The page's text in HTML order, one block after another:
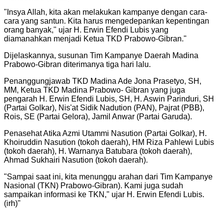
" Insya Allah, kita akan melakukan kampanye dengan cara-
cara yang santun. Kita harus mengedepankan kepentingan
orang banyak," ujar H. Erwin Efendi Lubis yang
diamanahkan menjadi Ketua TKD Prabowo-Gibran."
Dijelaskannya, susunan Tim Kampanye Daerah Madina
Prabowo-Gibran diterimanya tiga hari lalu.
Penanggungjawab TKD Madina Ade Jona Prasetyo, SH,
MM, Ketua TKD Madina Prabowo- Gibran yang juga
pengarah H. Erwin Efendi Lubis, SH, H. Aswin Parinduri, SH
(Partai Golkar), Nis'at Sidik Nadution (PAN), Pajrat (PBB),
Rois, SE (Partai Gelora), Jamil Anwar (Partai Garuda).
Penasehat Atika Azmi Utammi Nasution (Partai Golkar), H.
Khoiruddin Nasution (tokoh daerah), HM Riza Pahlewi Lubis
(tokoh daerah), H. Warnanya Batubara (tokoh daerah),
Ahmad Sukhairi Nasution (tokoh daerah).
"Sampai saat ini, kita menunggu arahan dari Tim Kampanye
Nasional (TKN) Prabowo-Gibran). Kami juga sudah
sampaikan informasi ke TKN," ujar H. Erwin Efendi Lubis.
(irh)"